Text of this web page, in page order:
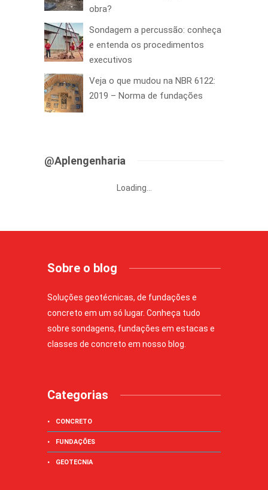
obra?
Sondagem a percussão: conheça
e entenda os procedimentos
executivos
Veja o que mudou na NBR 6122:
2019 – Norma de fundações
@Aplengenharia
Loading...
Sobre o blog
Soluções geotécnicas, de fundações e
concreto em um só lugar. Conheça tudo
sobre sondagens, fundações em estacas e
classes de concreto em nosso blog.
Categorias
CONCRETO
FUNDAÇÕES
GEOTECNIA